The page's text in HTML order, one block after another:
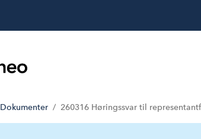
Dokumenter 260316 Høringssvar til